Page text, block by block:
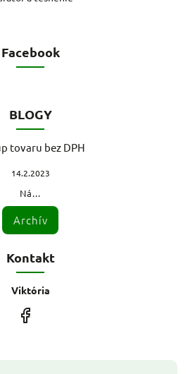
Facebook
BLOGY
tovaru bez DPH
14.2.2023
Ná...
Archív
Kontakt
Viktória